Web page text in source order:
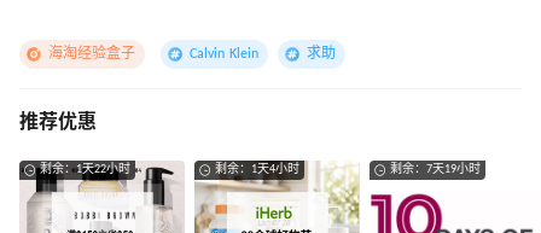
海淘经验盒子 Calvin Klein 求助
推荐优惠
剩余：1天22小时 剩余：1天4小时 剩余：7天19小时